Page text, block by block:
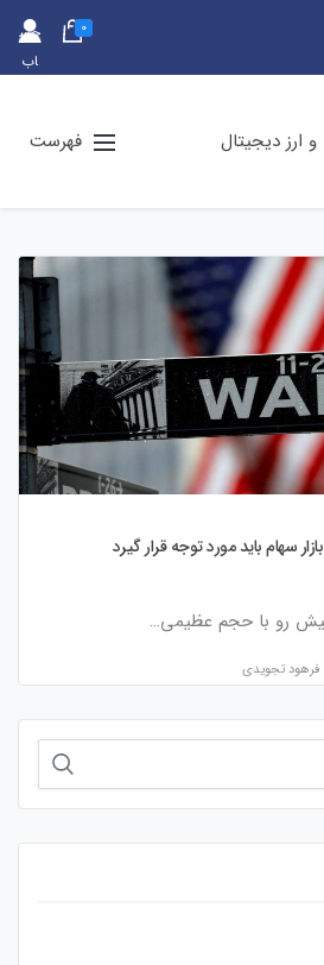
حس
اب
0
ارز دیجیتال فهرست
پیش رو با حجم عظیمی…
فرهود تجویدی